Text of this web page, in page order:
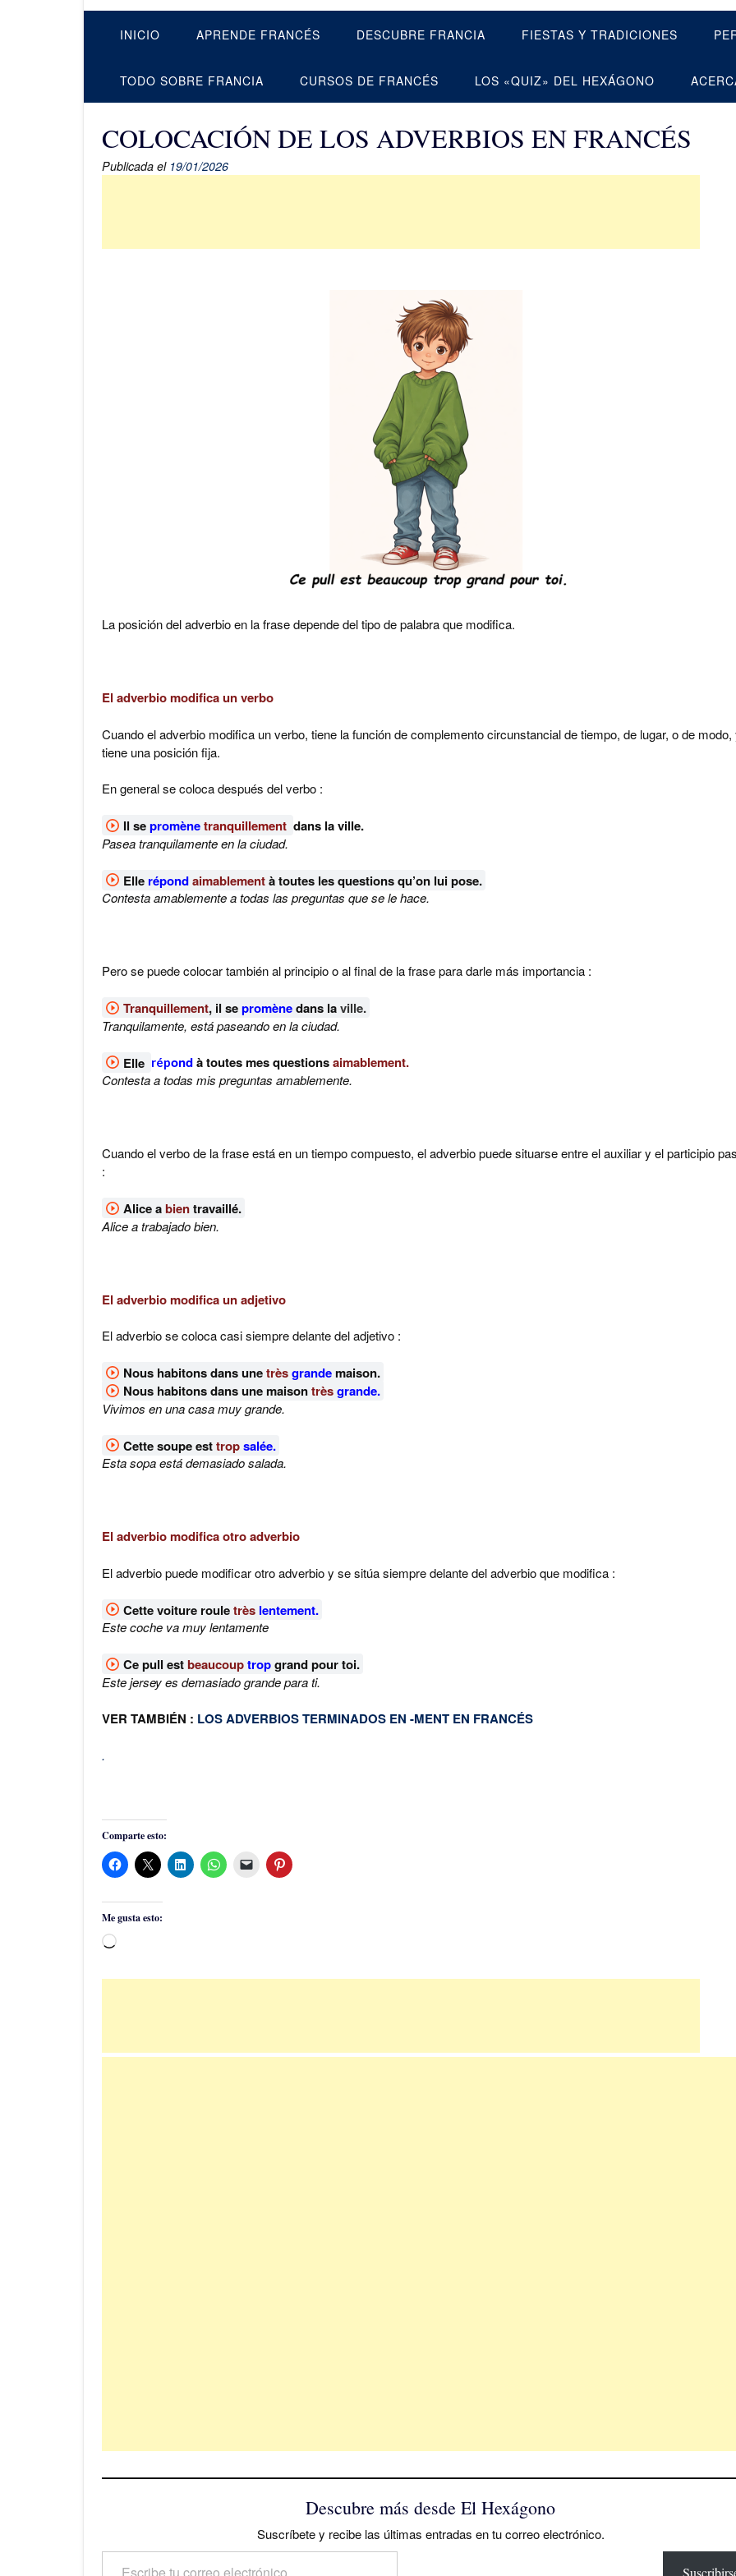
INICIO APRENDE FRANCÉS DESCUBRE FRANCIA FIESTAS Y TRADICIONES
TODO SOBRE FRANCIA CURSOS DE FRANCÉS LOS «QUIZ» DEL HEXÁGONO
COLOCACIÓN DE LOS ADVERBIOS EN FRANCÉS
Publicada el 19/01/2026
La posición del adverbio en la frase depende del tipo de palabra que modifica.
El adverbio modifica un verbo
Cuando el adverbio modifica un verbo, tiene la función de complemento circunstancial de tiempo, de lugar, o de modo,
tiene una posición fija.
En general se coloca después del verbo :
Il sepromène tranquillement dans la ville.
Pasea tranquilamente en la ciudad.
Elle répond aimablementà toutes les questions qu’on lui pose.
Contesta amablemente a todas las preguntas que se le hace.
Pero se puede colocar también al principio o al final de la frase para darle más importancia :
Tranquillement, il sepromènedans laville.
Tranquilamente, está paseando en la ciudad.
Elle répondà toutes mes questionsaimablement.
Contesta a todas mis preguntas amablemente.
Cuando el verbo de la frase está en un tiempo compuesto, el adverbio puede situarse entre el auxiliar y el participio
:
Alice abientravaillé.
Alice a trabajado bien.
El adverbio modifica un adjetivo
El adverbio se coloca casi siempre delante del adjetivo :
Nous habitons dans unetrès grandemaison.
Nous habitons dans une maisontrès grande.
Vivimos en una casa muy grande.
Cette soupe esttrop salée.
Esta sopa está demasiado salada.
El adverbio modifica otro adverbio
El adverbio puede modificar otro adverbio y se sitúa siempre delante del adverbio que modifica :
Cette voiture rouletrès lentement.
Este coche va muy lentamente
Ce pull estbeaucoup tropgrand pour toi.
Este jersey es demasiado grande para ti.
VER TAMBIÉN : LOS ADVERBIOS TERMINADOS EN -MENT EN FRANCÉS
.
Comparte esto:
Me gusta esto:
Cargando...
Descubre más desde El Hexágono
Suscríbete y recibe las últimas entradas en tu correo electrónico.
Escribe tu correo electrónico…